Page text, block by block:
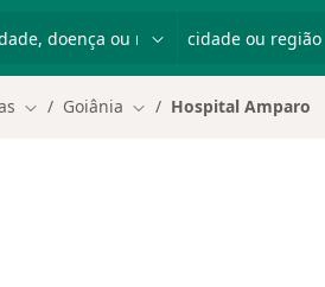
Mudar de cidade
Goiânia Mudar de cidade
Hospital Amparo